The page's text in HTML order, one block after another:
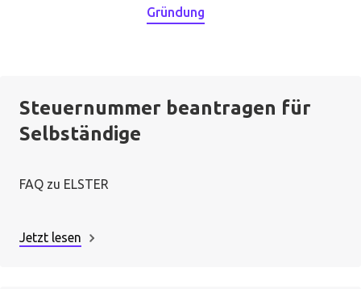
Gründung
Steuernummer beantragen für
Selbständige
FAQ zu ELSTER
Jetzt lesen